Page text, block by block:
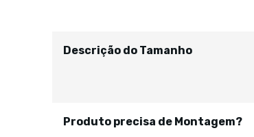
Descrição do Tamanho
Produto precisa de Montagem?